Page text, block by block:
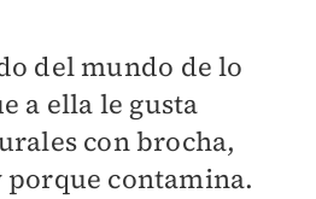
del mundo de lo
a ella le gusta
con brocha,
porque contamina.